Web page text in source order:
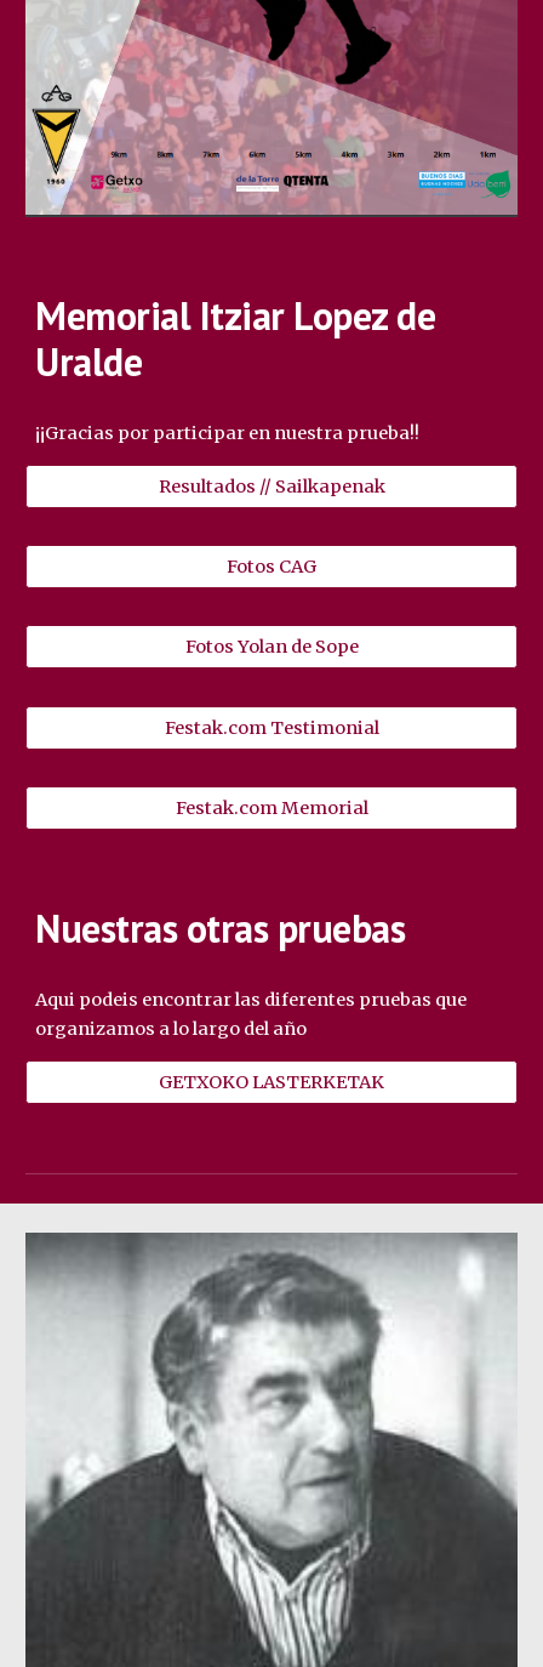
Memorial Itziar Lopez de
Uralde
¡¡Gracias por participar en nuestra prueba!!
Resultados // Sailkapenak
Fotos CAG
Fotos Yolan de Sope
Festak.com Testimonial
Festak.com Memorial
Nuestras otras pruebas
Aqui podeis encontrar las diferentes pruebas que
organizamos a lo largo del año
GETXOKO LASTERKETAK